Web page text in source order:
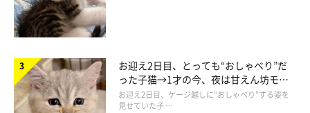
お迎え2日目、とっても“おしゃべり”だ
った子猫→1才の今、夜は甘えん坊モー
ドになるコに成長！
お迎え2日目、ケージ越しに“おしゃべり”する姿を
見せていた子 …